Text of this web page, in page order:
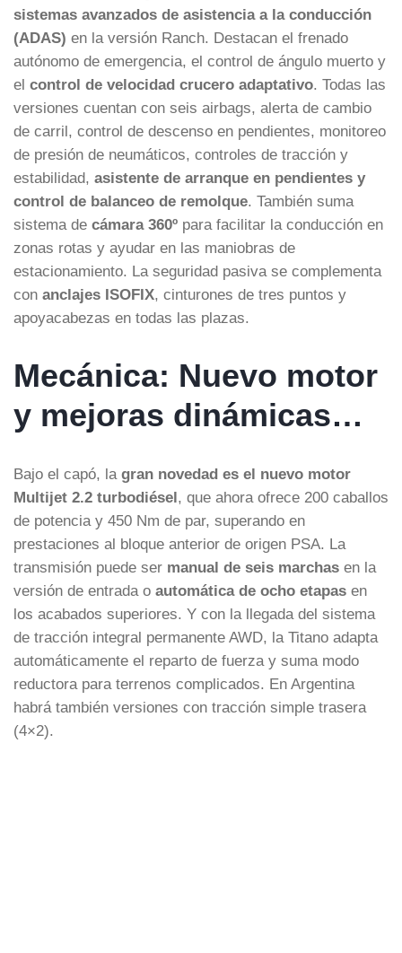
sistemas avanzados de asistencia a la conducción
(ADAS) en la versión Ranch. Destacan el frenado
autónomo de emergencia, el control de ángulo muerto y
el control de velocidad crucero adaptativo. Todas las
versiones cuentan con seis airbags, alerta de cambio
de carril, control de descenso en pendientes, monitoreo
de presión de neumáticos, controles de tracción y
estabilidad, asistente de arranque en pendientes y
control de balanceo de remolque. También suma
sistema de cámara 360º para facilitar la conducción en
zonas rotas y ayudar en las maniobras de
estacionamiento. La seguridad pasiva se complementa
con anclajes ISOFIX, cinturones de tres puntos y
apoyacabezas en todas las plazas.
Mecánica: Nuevo motor
y mejoras dinámicas…
Bajo el capó, la gran novedad es el nuevo motor
Multijet 2.2 turbodiésel, que ahora ofrece 200 caballos
de potencia y 450 Nm de par, superando en
prestaciones al bloque anterior de origen PSA. La
transmisión puede ser manual de seis marchas en la
versión de entrada o automática de ocho etapas en
los acabados superiores. Y con la llegada del sistema
de tracción integral permanente AWD, la Titano adapta
automáticamente el reparto de fuerza y suma modo
reductora para terrenos complicados. En Argentina
habrá también versiones con tracción simple trasera
(4×2).